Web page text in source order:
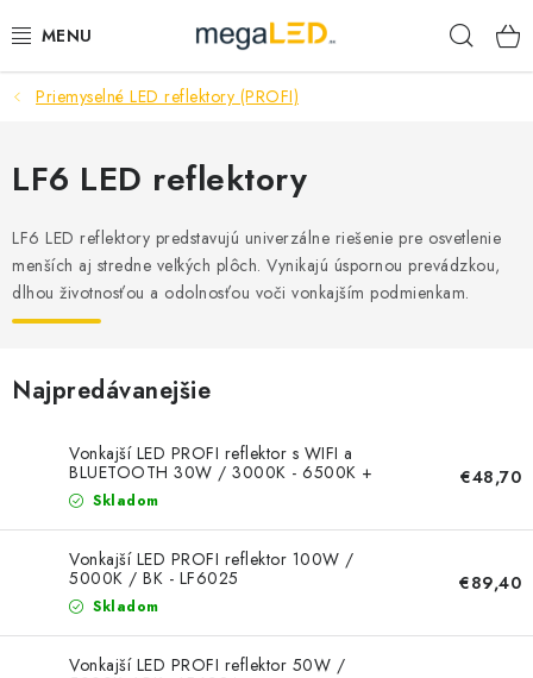
na
PRIEMYSEL
SVIETIDLÁ
ŽIAROVKY A TRUBICE
PRACOVNÉ SVIETIDLÁ
VENTILÁTORY
SAMSUNG SVIETIDLÁ
SOLÁRNE SYSTÉMY
SEZÓNNE VÝPREDAJE POĽNOPOTREBY
DOM A ZÁHRADA
Priemyselné LED reflektory (PROFI)
LF6 LED reflektory
LF6 LED reflektory predstavujú univerzálne riešenie pre osvetlenie
menších aj stredne veľkých plôch. Vynikajú úspornou prevádzkou,
dlhou životnosťou a odolnosťou voči vonkajším podmienkam.
Najpredávanejšie
Vonkajší LED PROFI reflektor s WIFI a
BLUETOOTH 30W / 3000K - 6500K +
RGB / BK - LF6033W
Skladom
€48,70
Vonkajší LED PROFI reflektor 100W /
5000K / BK - LF6025
Skladom
€89,40
Vonkajší LED PROFI reflektor 50W /